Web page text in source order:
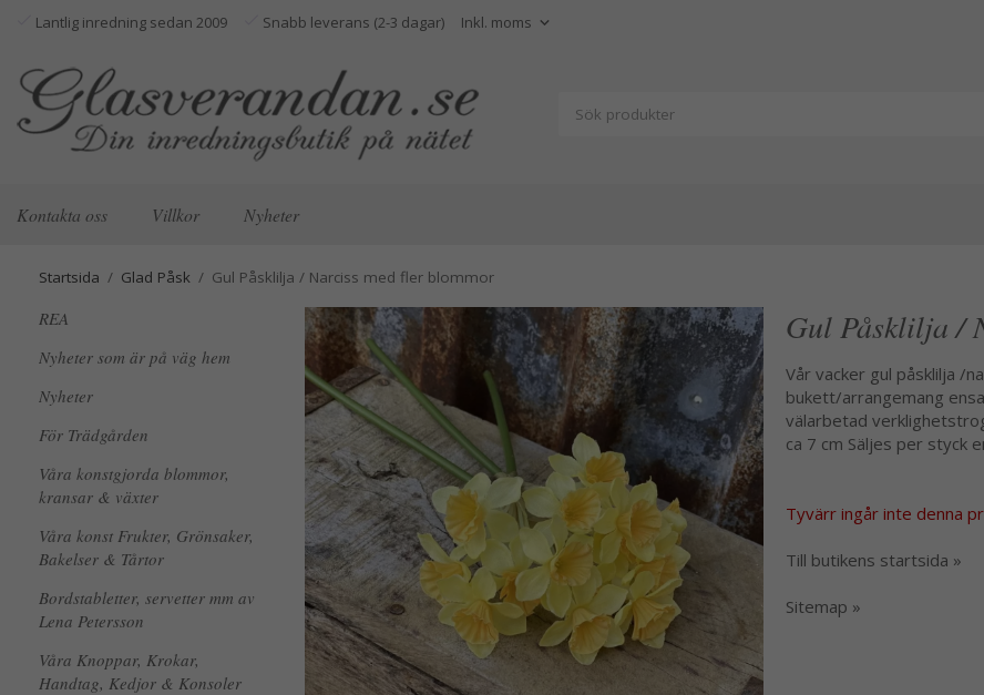
Lantlig inredning sedan 2009 Snabb leverans (2-3 dagar)
Kontakta oss Villkor Nyheter
Startsida / Glad Påsk / Gul Påsklilja / Narciss med fler blommor
REA
Nyheter som är på väg hem
Nyheter
För Trädgården
Våra konstgjorda blommor,
kransar & växter
Våra konst Frukter, Grönsaker,
Bakelser & Tårtor
Bordstabletter, servetter mm av
Lena Petersson
Våra Knoppar, Krokar,
Handtag, Kedjor & Konsoler
Gul Påsklilja /
Vår vacker gul påsklilja /
bukett/arrangemang
välarbetad
ca 7 cm Säljes per styck
Tyvärr ingår inte denna
Till butikens startsida »
Sitemap »